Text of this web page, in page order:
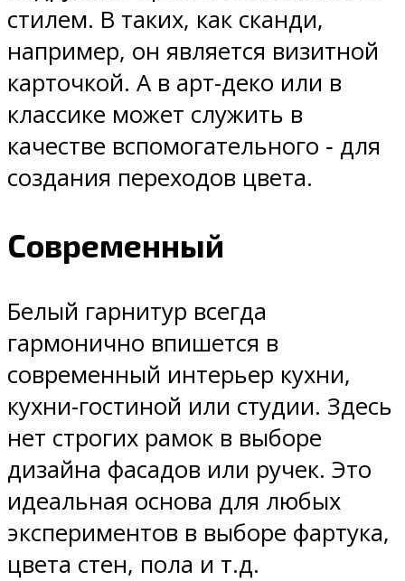
стилем. В таких, как сканди,
например, он является визитной
карточкой. А в арт-деко или в
классике может служить в
качестве вспомогательного ‑ для
создания переходов цвета.
Современный
Белый гарнитур всегда
гармонично впишется в
современный интерьер кухни,
кухни-гостиной или студии. Здесь
нет строгих рамок в выборе
дизайна фасадов или ручек. Это
идеальная основа для любых
экспериментов в выборе фартука,
цвета стен, пола и т.д.